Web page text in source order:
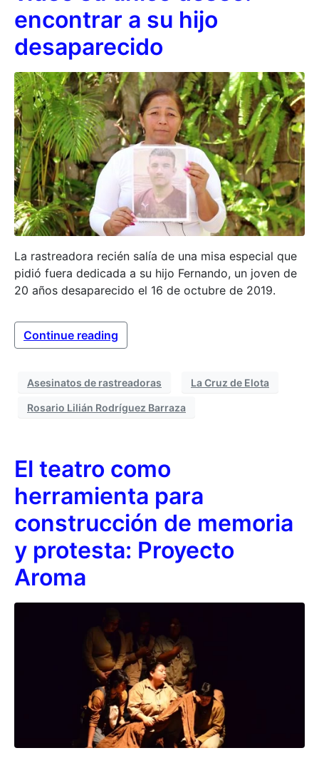
encontrar a su hijo
desaparecido
La rastreadora recién salía de una misa especial que
pidió fuera dedicada a su hijo Fernando, un joven de
20 años desaparecido el 16 de octubre de 2019.
Continue reading
Asesinatos de rastreadoras La Cruz de Elota
Rosario Lilián Rodríguez Barraza
El teatro como
herramienta para
construcción de memoria
y protesta: Proyecto
Aroma